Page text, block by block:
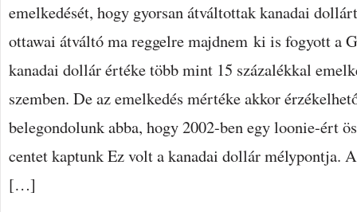
emelkedését, hogy gyorsan átváltottak kanadai
ottawai átváltó ma reggelre majdnem ki is fogyott a
kanadai dollár értéke több mint 15 százalékkal
szemben. De az emelkedés mértéke akkor
belegondolunk abba, hogy 2002-ben egy loonie-ért
centet kaptunk Ez volt a kanadai dollár mélypontja.
[…]